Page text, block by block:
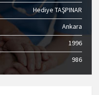
Hediye TAŞPINAR
Ankara
1996
986